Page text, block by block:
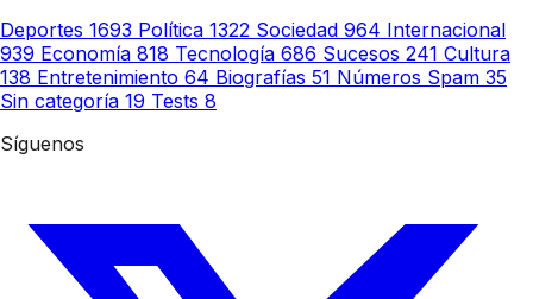
Deportes 1693 Política 1322 Sociedad 964 Internacional
939 Economía 818 Tecnología 686 Sucesos 241 Cultura
138 Entretenimiento 64 Biografías 51 Números Spam 35
Sin categoría 19 Tests 8
Síguenos